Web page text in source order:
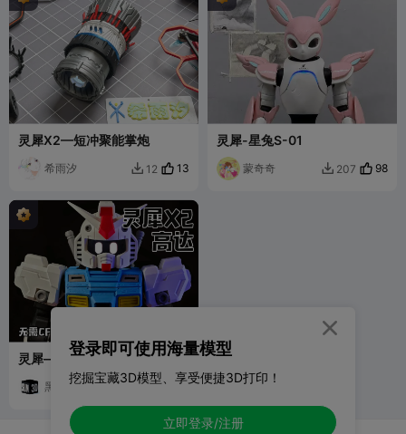
灵犀X2—短冲聚能掌炮
希雨汐  12 13
灵犀-星兔S-01
蒙奇奇  207 98
灵犀——高达装甲
黑日 263 153
登录即可使用海量模型
挖掘宝藏3D模型、享受便捷3D打印！
立即登录/注册
